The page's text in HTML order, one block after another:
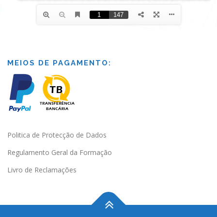
MEIOS DE PAGAMENTO:
Politica de Protecção de Dados
Regulamento Geral da Formação
Livro de Reclamações